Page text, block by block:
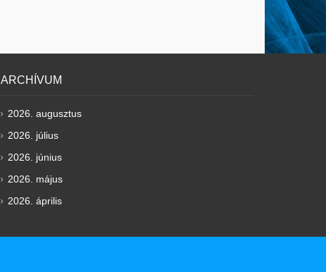
ARCHÍVUM
2026. augusztus
2026. július
2026. június
2026. május
2026. április